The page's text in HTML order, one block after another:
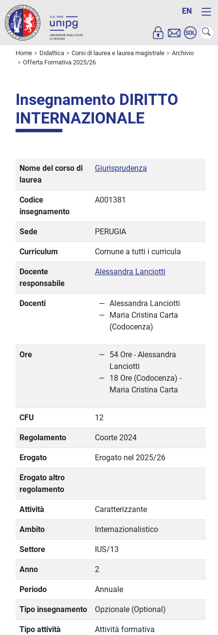
EN
Home Didattica Corsi di laurea e laurea magistrale
Archivio
Offerta Formativa 2025/26
Insegnamento DIRITTO
INTERNAZIONALE
Nome del corso di
laurea
Giurisprudenza
Codice
insegnamento
A001381
Sede PERUGIA
Curriculum Comune a tutti i curricula
Docente
responsabile
Alessandra Lanciotti
Docenti
Alessandra Lanciotti
Maria Cristina Carta
(Codocenza)
Ore
54 Ore - Alessandra
Lanciotti
18 Ore (Codocenza) -
Maria Cristina Carta
CFU 12
Regolamento Coorte 2024
Erogato Erogato nel 2025/26
Erogato altro
regolamento
Attività Caratterizzante
Ambito Internazionalistico
Settore IUS/13
Anno 2
Periodo Annuale
Tipo insegnamento Opzionale (Optional)
Tipo attività
Attività formativa